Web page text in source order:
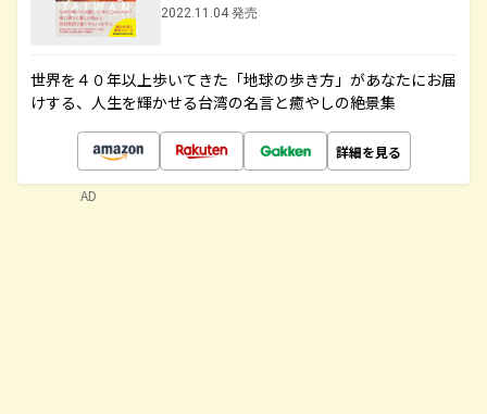
2022.11.04 発売
世界を４０年以上歩いてきた「地球の歩き方」があなたにお届
けする、人生を輝かせる台湾の名言と癒やしの絶景集
詳細を見る
AD